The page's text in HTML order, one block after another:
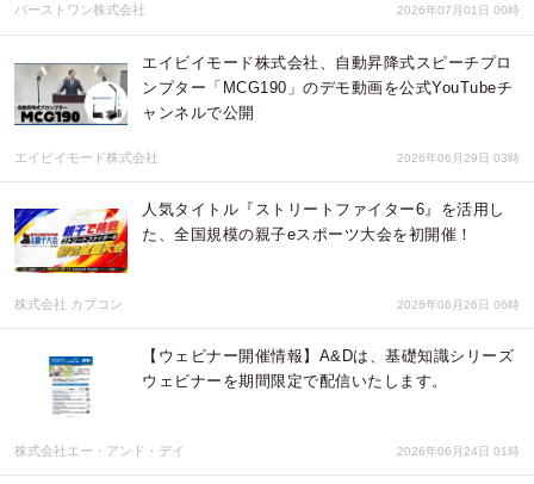
パーストワン株式会社 2026年07月01日 00時
エイビイモード株式会社、自動昇降式スピーチプロ
ンプター「MCG190」のデモ動画を公式YouTubeチ
ャンネルで公開
エイビイモード株式会社 2026年06月29日 03時
人気タイトル『ストリートファイター6』を活用し
た、全国規模の親子eスポーツ大会を初開催！
株式会社 カプコン 2026年06月26日 06時
【ウェビナー開催情報】A&Dは、基礎知識シリーズ
ウェビナーを期間限定で配信いたします。
株式会社エー・アンド・デイ 2026年06月24日 01時